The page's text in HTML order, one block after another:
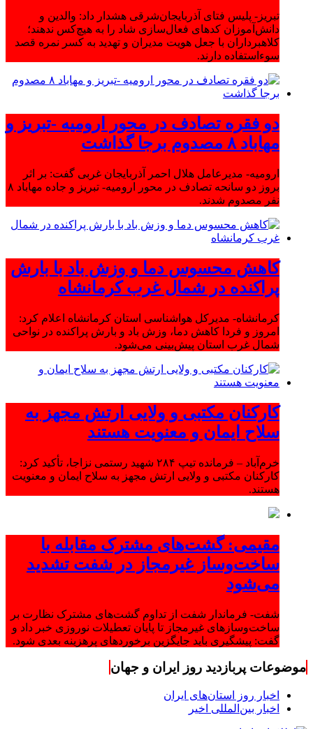
تبریز- پلیس فتای آذربایجان‌شرقی هشدار داد: والدین و
دانش‌آموزان کدهای فعال‌سازی شاد را به هیچ‌کس ندهند؛
کلاهبرداران با جعل هویت مدیران و تهدید به کسر نمره قصد
سوءاستفاده دارند.
دو فقره تصادف در محور ارومیه -تبریز و
مهاباد ۸ مصدوم برجا گذاشت
ارومیه- مدیرعامل هلال احمر آذربایجان غربی گفت: بر اثر
بروز دو سانحه تصادف در محور ارومیه- تبریز و جاده مهاباد ۸
نفر مصدوم شدند.
کاهش محسوس دما و وزش باد با بارش
پراکنده در شمال غرب کرمانشاه
کرمانشاه- مدیرکل هواشناسی استان کرمانشاه اعلام کرد:
امروز و فردا کاهش دما، وزش باد و بارش پراکنده در نواحی
شمال غرب استان پیش‌بینی می‌شود.
کارکنان مکتبی و ولایی ارتش مجهز به
سلاح ایمان و معنویت هستند
خرم‌آباد – فرمانده تیپ ۲۸۴ شهید رستمی نزاجا، تأکید کرد:
کارکنان مکتبی و ولایی ارتش مجهز به سلاح ایمان و معنویت
هستند.
مقیمی: گشت‌های مشترک مقابله با
ساخت‌وساز غیرمجاز در شفت تشدید
می‌شود
شفت- فرماندار شفت از تداوم گشت‌های مشترک نظارت بر
ساخت‌وسازهای غیرمجاز تا پایان تعطیلات نوروزی خبر داد و
گفت: پیشگیری باید جایگزین برخوردهای پرهزینه بعدی شود.
موضوعات پربازدید روز ایران و جهان
اخبار روز استان‌های ایران
اخبار بین‌المللی اخیر